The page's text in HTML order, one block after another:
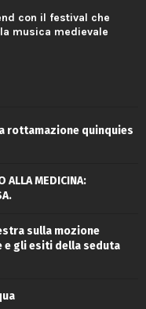
con il festival che
musica medievale
rottamazione quinquies
ALLA MEDICINA:
sulla mozione
e gli esiti della seduta